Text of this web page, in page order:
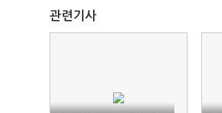
관련기사